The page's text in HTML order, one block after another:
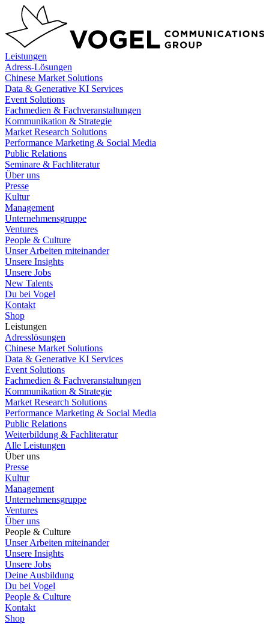
Zum
Inhalt
springen
Leistungen
Adress-Lösungen
Chinese Market Solutions
Data & Generative KI Services
Event Solutions
Fachmedien & Fachveranstaltungen
Kommunikation & Strategie
Market Research Solutions
Performance Marketing & Social Media
Public Relations
Seminare & Fachliteratur
Über uns
Presse
Kultur
Management
Unternehmensgruppe
Ventures
People & Culture
Unser Arbeiten miteinander
Unsere Insights
Unsere Jobs
New Talents
Du bei Vogel
Kontakt
Shop
Leistungen
Adresslösungen
Chinese Market Solutions
Data & Generative KI Services
Event Solutions
Fachmedien & Fachveranstaltungen
Kommunikation & Strategie
Market Research Solutions
Performance Marketing & Social Media
Public Relations
Weiterbildung & Fachliteratur
Alle Leistungen
Über uns
Presse
Kultur
Management
Unternehmensgruppe
Ventures
Über uns
People & Culture
Unser Arbeiten miteinander
Unsere Insights
Unsere Jobs
Deine Ausbildung
Du bei Vogel
People & Culture
Kontakt
Shop